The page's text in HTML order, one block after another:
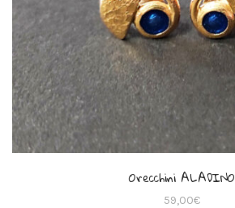
Orecchini ALADINO
59,00€